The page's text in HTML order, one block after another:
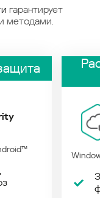
гарантирует
методами.